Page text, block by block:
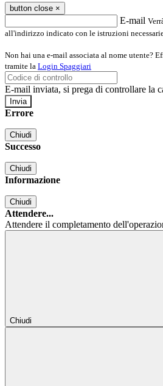
button close ×
E-mail
all'indirizzo indicato con le istruzioni
Non hai una e-mail associata al nome utente?
tramite la Login Spaggiari
E-mail inviata, si prega di controllare la
Errore
Chiudi
Successo
Chiudi
Informazione
Chiudi
Attendere...
Attendere il completamento
Chiudi